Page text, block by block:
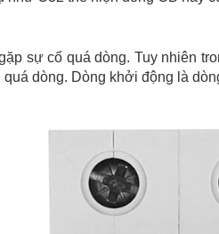
sự cố quá dòng. Tuy nhiên
dòng. Dòng khởi động là